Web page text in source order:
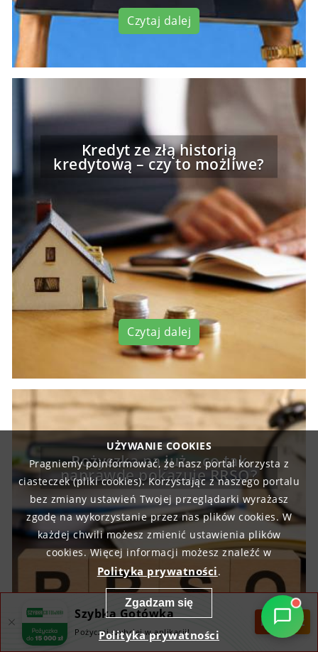
Czytaj dalej
Kredyt ze złą historią
kredytową – czy to możliwe?
Czytaj dalej
Pożyczka na już – co tak
naprawdę pokazuje RRSO?
Czytaj dalej
UŻYWANIE COOKIES
Pragniemy poinformować, że nasz portal korzysta z
ciasteczek (pliki cookies). Korzystając z naszego portalu
bez zmiany ustawień Twojej przeglądarki wyrażasz
zgodę na wykorzystanie przez nas plików cookies. W
każdej chwili możesz zmienić ustawienia plików
cookies. Więcej informacji możesz znaleźć w
Polityka prywatności.
Zgadzam się
Polityka prywatności
Szybka Gotówka
Pożyczaj szybciej w aplikacji!
POBIERZ